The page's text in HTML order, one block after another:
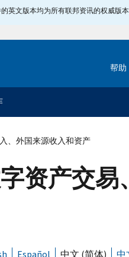
英文版本均为所有联邦资讯的权威版本
帮助
、外国来源收入和资产
资产交
Español 中文 (简体) 中